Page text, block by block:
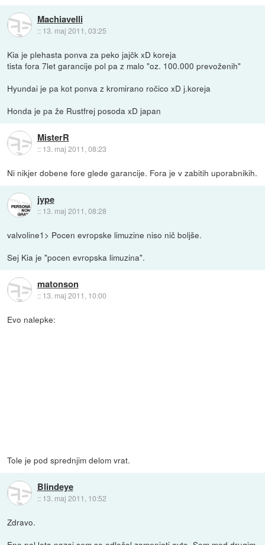
Machiavelli
:: 13. maj 2011, 03:25
Kia je plehasta ponva za peko jajčk xD koreja
tista fora 7let garancije pol pa z malo "oz. 100.000 prevoženih"
Hyundai je pa kot ponva z kromirano ročico xD j.koreja
Honda je pa že Rustfrej posoda xD japan
MisterR
:: 13. maj 2011, 08:23
Ni nikjer dobene fore glede garancije. Fora je v zabitih uporabnikih.
jype
:: 13. maj 2011, 08:28
valvoline1> Pocen evropske limuzine niso nič boljše.
Sej Kia je "pocen evropska limuzina".
matonson
:: 13. maj 2011, 10:00
Evo nalepke:
Tole je pod sprednjim delom vrat.
Blindeye
:: 13. maj 2011, 10:52
Zdravo.